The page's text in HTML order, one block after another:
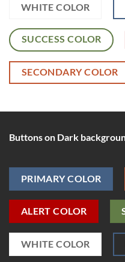
WHITE COLOR
SUCCESS COLOR
SECONDARY COLOR
Buttons on Dark
PRIMARY COLOR
ALERT COLOR
WHITE COLOR